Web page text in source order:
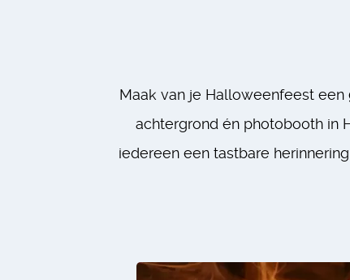
Maak van je Halloweenfeest een
achtergrond én photobooth in
iedereen een tastbare